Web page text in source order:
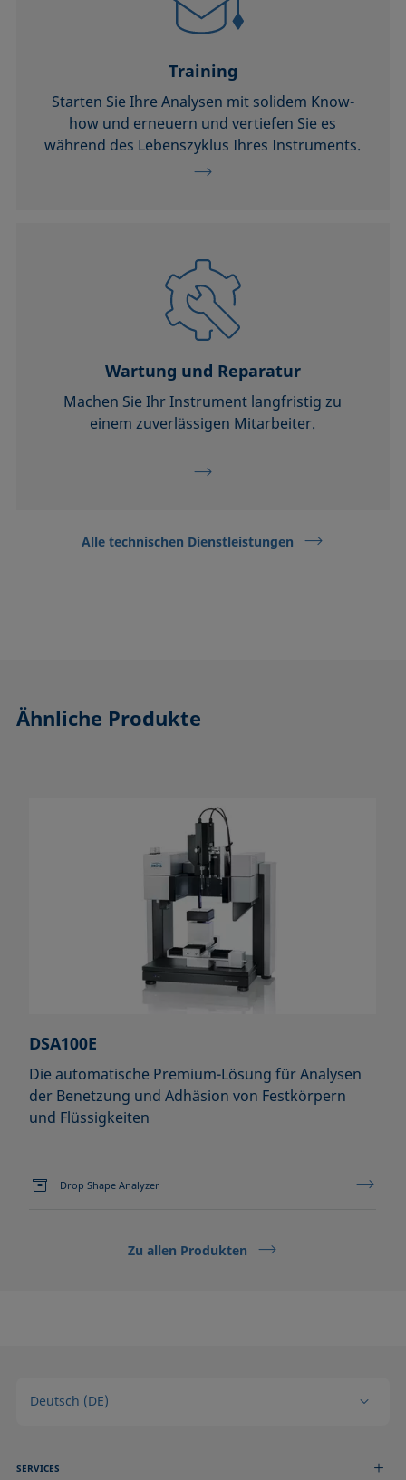
Training
Starten Sie Ihre Analysen mit solidem Know-
how und erneuern und vertiefen Sie es
während des Lebenszyklus Ihres Instruments.
Wartung und Reparatur
Machen Sie Ihr Instrument langfristig zu
einem zuverlässigen Mitarbeiter.
Alle technischen Dienstleistungen
Ähnliche Produkte
DSA100E
Die automatische Premium-Lösung für Analysen
der Benetzung und Adhäsion von Festkörpern
und Flüssigkeiten
Drop Shape Analyzer
Zu allen Produkten
Deutsch (DE)
SERVICES